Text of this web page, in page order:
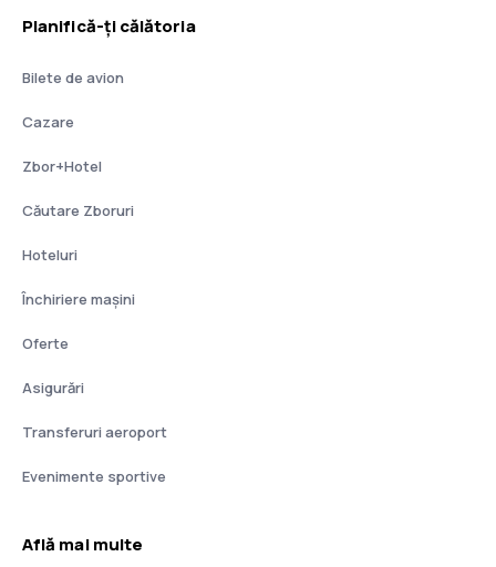
Planifică-ți călătoria
Bilete de avion
Cazare
Zbor+Hotel
Căutare Zboruri
Hoteluri
Închiriere mașini
Oferte
Asigurări
Transferuri aeroport
Evenimente sportive
Află mai multe